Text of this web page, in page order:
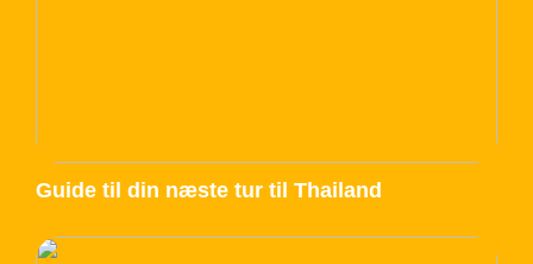
Guide til din næste tur til Thailand